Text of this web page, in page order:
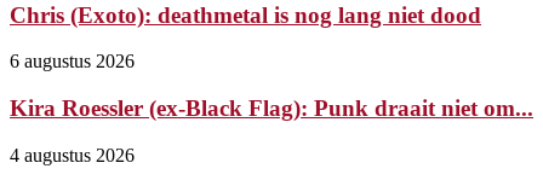
Chris (Exoto): deathmetal is nog lang niet dood
6 augustus 2026
Kira Roessler (ex-Black Flag): Punk draait niet om...
4 augustus 2026